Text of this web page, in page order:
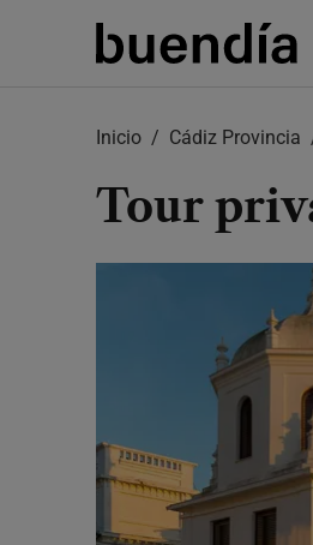
Inicio Cádiz Provincia
Tour